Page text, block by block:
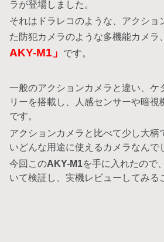
ラが登場しました。
それはドラレコのような、アクショ
た防犯カメラのような多機能カメラ、
AKY-M1」
です。
一般のアクションカメラと違い、ケ
リーを搭載し、人感センサーや暗視
です。
アクションカメラと比べて少し大柄
いどんな用途に使えるカメラなんで
今回このAKY-M1を手に入れたので
いて検証し、実機レビューしてみる